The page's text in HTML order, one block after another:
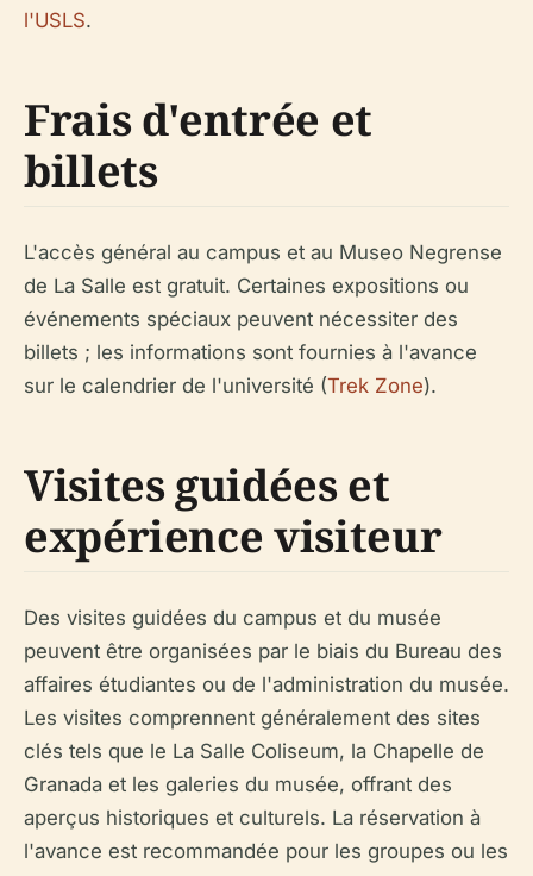
l'USLS.
Frais d'entrée et
billets
L'accès général au campus et au Museo Negrense
de La Salle est gratuit. Certaines expositions ou
événements spéciaux peuvent nécessiter des
billets ; les informations sont fournies à l'avance
sur le calendrier de l'université (Trek Zone).
Visites guidées et
expérience visiteur
Des visites guidées du campus et du musée
peuvent être organisées par le biais du Bureau des
affaires étudiantes ou de l'administration du musée.
Les visites comprennent généralement des sites
clés tels que le La Salle Coliseum, la Chapelle de
Granada et les galeries du musée, offrant des
aperçus historiques et culturels. La réservation à
l'avance est recommandée pour les groupes ou les